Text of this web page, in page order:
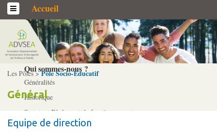
Accueil
L’association
Qui sommes-­nous ?
Généralités
Historique
Statuts et Règlement de fonctionnement
Les Pôles >Pôle Socio-­Éducatif
Général
Equipe de direction